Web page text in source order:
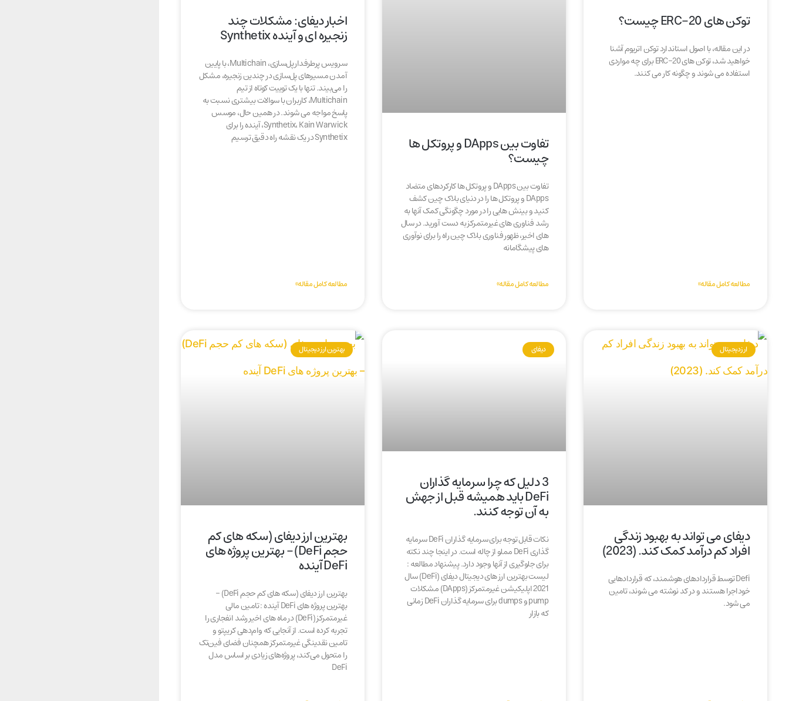
توکن های ERC-20 چیست؟
در این مقاله، با اصول استاندارد توکن اتریوم آشنا
خواهید شد، توکن های ERC-20 برای چه مواردی
استفاده می شوند و چگونه کار می کنند.
مطالعه کامل مقاله»
تفاوت بین DApps و پروتکل ها
چیست؟
تفاوت بین DApps و پروتکل ها کارکردهای متضاد
DApps و پروتکل ها را در دنیای بلاک چین کشف
کنید و بینش هایی را در مورد چگونگی کمک آنها به
رشد فناوری های غیرمتمرکز به دست آورید. در سال
های اخیر، ظهور فناوری بلاک چین راه را برای نوآوری
های پیشگامانه
مطالعه کامل مقاله»
اخبار دیفای: مشکلات چند
زنجیره ای و آینده Synthetix
سرویس پرطرفدار پل‌سازی، Multichain، با پایین
آمدن مسیرهای پل‌سازی در چندین زنجیره، مشکل
را می‌بیند. تنها با یک توییت کوتاه از تیم
Multichain، کاربران با سوالات بیشتری نسبت به
پاسخ مواجه می شوند. در همین حال، موسس
Synthetix، Kain Warwick، آینده را برای
Synthetix در یک نقشه راه دقیق ترسیم
مطالعه کامل مقاله»
ارز دیجیتال
دیفای می تواند به بهبود زندگی
افراد کم درآمد کمک کند. (2023)
Defi توسط قراردادهای هوشمند، که قراردادهایی
خوداجرا هستند و در کد نوشته می شوند، تامین
می شود.
دیفای
3 دلیل که چرا سرمایه گذاران
DeFi باید همیشه قبل از جهش
به آن توجه کنند.
نکات قابل توجه برای سرمایه گذاران DeFi سرمایه
گذاری DeFi مملو از چاله است. در اینجا چند نکته
برای جلوگیری از آنها وجود دارد. پیشنهاد مطالعه :
لیست بهترین ارز های دیجیتال دیفای (DeFi) سال
2021 اپلیکیشن‌ غیرمتمرکز (DApps) مشکلات
pump و dumps برای سرمایه گذاران DeFi زمانی
که بازار
بهترین ارز دیجیتال
بهترین ارز دیفای (سکه های کم
حجم DeFi) – بهترین پروژه های
DeFi آینده
بهترین ارز دیفای (سکه های کم حجم DeFi) –
بهترین پروژه های DeFi آینده : تامین مالی
غیرمتمرکز (DeFi) در ماه های اخیر رشد انفجاری را
تجربه کرده است. از آنجایی که وام‌دهی کریپتو و
تامین نقدینگی غیرمتمرکز همچنان فضای فین‌تک
را متحول می‌کند، پروژه‌های زیادی بر اساس مدل
DeFi